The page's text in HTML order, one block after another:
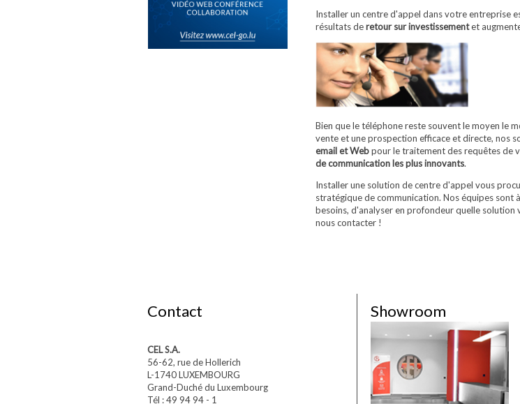
Installer un centre d'appel dans votre entreprise
résultats deretour sur investissementet
Bien que le téléphone reste souvent le moyen le
vente et une prospection efficace et directe, nos
email et Webpour le traitement des requêtes de
de communication les plus innovants.
Installer une solution de centre d'appel vous
stratégique de communication. Nos équipes
besoins, d'analyser en profondeur quelle
nous contacter !
Contact
CEL S.A.
56-62, rue de Hollerich
L-1740 LUXEMBOURG
Grand-Duché du Luxembourg
Tél : 49 94 94 - 1
Showroom